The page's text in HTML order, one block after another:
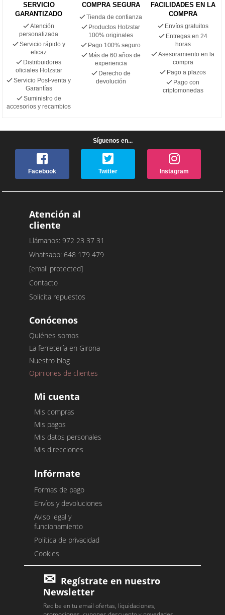
SERVICIO
GARANTIZADO
Atención
personalizada
Servicio rápido y
eficaz
Distribuidores
oficiales Holzstar
Servicio Post-venta y
Garantías
Suministro de
accesorios y recambios
COMPRA SEGURA
Tienda de confianza
Productos Holzstar
100% originales
Pago 100% seguro
Más de 60 años de
experiencia
Derecho de
devolución
FACILIDADES EN LA
COMPRA
Envíos gratuitos
Entregas en 24
horas
Asesoramiento en la
compra
Pago a plazos
Pago con
criptomonedas
Síguenos en...
Facebook Twitter Instagram
Atención al
cliente
Llámanos: 972 23 37 31
Whatsapp: 648 179 479
[email protected]
Contacto
Solicita repuestos
Conócenos
Quiénes somos
La ferretería en Girona
Nuestro blog
Opiniones de clientes
Mi cuenta
Mis compras
Mis pagos
Mis datos personales
Mis direcciones
Infórmate
Formas de pago
Envíos y devoluciones
Aviso legal y
funcionamiento
Política de privacidad
Cookies
Regístrate en nuestro
Newsletter
Recibe en tu email ofertas, liquidaciones,